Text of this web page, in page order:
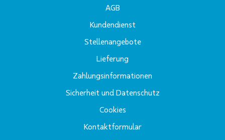
AGB
Kundendienst
Stellenangebote
Lieferung
Zahlungsinformationen
Sicherheit und Datenschutz
Cookies
Kontaktformular